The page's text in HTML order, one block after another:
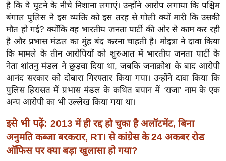
हि
त्य
ज
ग
त
ऑ
टो
व
र्ल्ड
न्यू
ज
ब्री
है कि वे घुटने के नीचे निशाना लगाएं। उन्होंने आरोप लगाया कि पश्चिम
बंगाल पुलिस ने इस व्यक्ति को इस तरह से गोली क्यों मारी कि उसकी
मौत हो गई? क्योंकि वह भारतीय जनता पार्टी की ओर से काम कर रही
है और प्रभास मंडल का मुंह बंद करना चाहती है। मोइत्रा ने दावा किया
कि मामले के तीन आरोपियों को शुरुआत में भारतीय जनता पार्टी के
नेता शांतनु मंडल ने छुड़वा दिया था, जबकि जनाक्रोश के बाद आरोपी
आनंद सरकार को दोबारा गिरफ्तार किया गया। उन्होंने दावा किया कि
पुलिस हिरासत में प्रभास मंडल के कथित बयान में ‘राजा’ नाम के एक
अन्य आरोपी का भी उल्लेख किया गया था।
इसे भी पढ़ें: 2013 में ही रद्द हो चुका है अलॉटमेंट, बिना
अनुमति कब्जा बरकरार, RTI से कांग्रेस के 24 अकबर रोड
ऑफिस पर क्या बड़ा खुलासा हो गया?